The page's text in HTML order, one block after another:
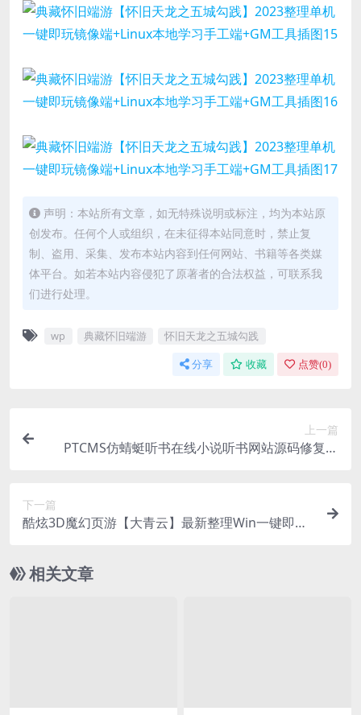
声明：本站所有文章，如无特殊说明或标注，均为本站原
创发布。任何个人或组织，在未征得本站同意时，禁止复
制、盗用、采集、发布本站内容到任何网站、书籍等各类媒
体平台。如若本站内容侵犯了原著者的合法权益，可联系我
们进行处理。
wp 典藏怀旧端游 怀旧天龙之五城勾践
分享 收藏 点赞(0)
上一篇
PTCMS仿蜻蜓听书在线小说听书网站源码修复版
下一篇
酷炫3D魔幻页游【大青云】最新整理Win一键即玩
相关文章